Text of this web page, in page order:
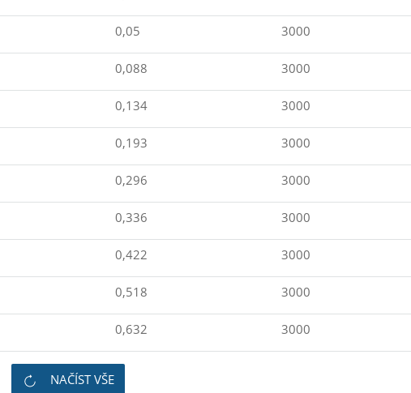
0,05 3000
0,088 3000
0,134 3000
0,193 3000
0,296 3000
0,336 3000
0,422 3000
0,518 3000
0,632 3000
NAČÍST VŠE